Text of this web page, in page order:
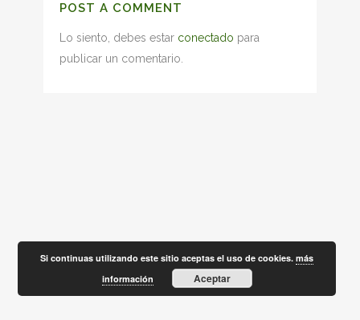
POST A COMMENT
Lo siento, debes estar conectado para
publicar un comentario.
Si continuas utilizando este sitio aceptas el uso de cookies.más
información
Aceptar